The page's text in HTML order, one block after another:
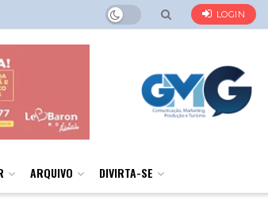
LOGIN
ARQUIVO DIVIRTA-SE